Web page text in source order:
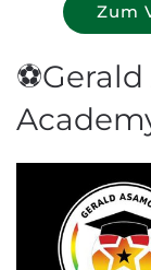
Zum